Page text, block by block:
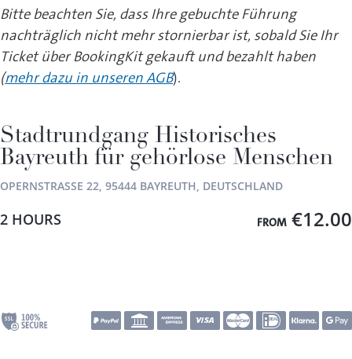
Bitte beachten Sie, dass Ihre gebuchte Führung
nachträglich nicht mehr stornierbar ist, sobald Sie Ihr
Ticket über BookingKit gekauft und bezahlt haben
(mehr dazu in unseren AGB).
Stadtrundgang Historisches
Bayreuth für gehörlose Menschen
OPERNSTRASSE 22, 95444 BAYREUTH, DEUTSCHLAND
FROM €12.00
2 HOURS